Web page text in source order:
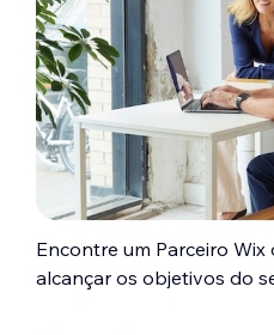
Encontre um Parceiro
alcançar os objetivos do